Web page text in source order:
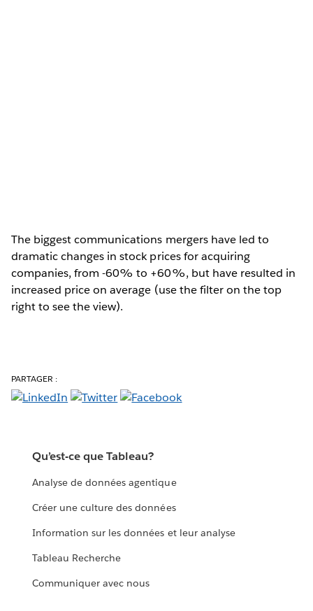
The biggest communications mergers have led to
dramatic changes in stock prices for acquiring
companies, from -60% to +60%, but have resulted in
increased price on average (use the filter on the top
right to see the view).
PARTAGER :
Qu’est-ce que Tableau?
Analyse de données agentique
Créer une culture des données
Information sur les données et leur analyse
Tableau Recherche
Communiquer avec nous